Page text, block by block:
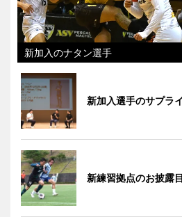
新加入のナタン選手
新加入選手のサプラ
新練習拠点のお披露